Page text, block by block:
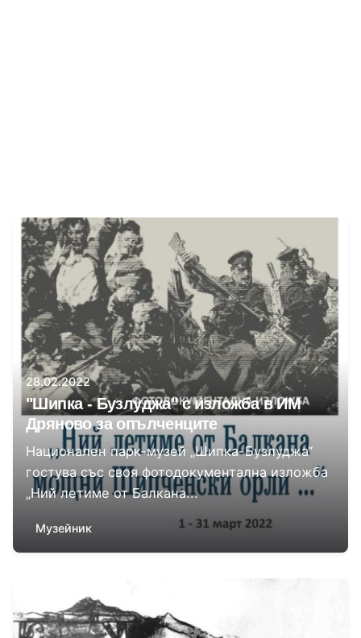
Автор
Сторник
28.02.2022
"Шипка - Бузлуджа" с изложба в ИМ
Дряново за опълченците
Национален парк-музей „Шипка-Бузлуджа“
гостува със своя фотодокументална изложба
„Ний летиме от Балкана...
Музейник
Автор
Даниела Цонева